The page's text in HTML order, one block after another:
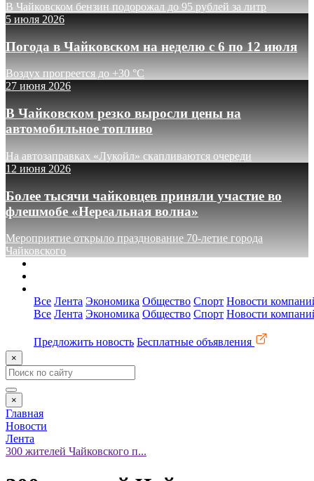
В Чайковском бензин подорожал до 95 рублей за литр
5 июля 2026
Погода в Чайковском на неделю с 6 по 12 июля
Воздух прогреется до +30 °C
27 июня 2026
В Чайковском резко выросли цены на
автомобильное топливо
На автозаправках «Лукойл» скапливаются очереди
12 июня 2026
Более тысячи чайковцев приняли участие во
флешмобе «Нереальная волна»
Мероприятие открыло празднование 70-летие города
Чайковского
Все Лента Экономика Общество Спорт Новости
Все Лента Экономика Общество Спорт Новости
Предложить новость Бесплатные объявления
×
×
Главная
Новости
Лента
300 жителей Чайковского п...